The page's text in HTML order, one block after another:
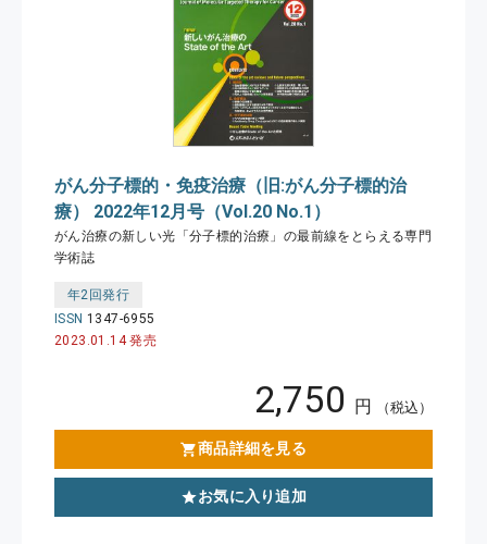
がん分子標的・免疫治療（旧:がん分子標的治
療） 2022年12月号（Vol.20 No.1）
がん治療の新しい光「分子標的治療」の最前線をとらえる専門
学術誌
年2回発行
ISSN 1347-6955
2023.01.14 発売
2,750 円 （税込）
商品詳細を見る
お気に入り追加